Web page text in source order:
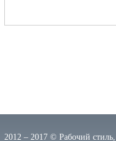
2012 – 2017 © Рабочий